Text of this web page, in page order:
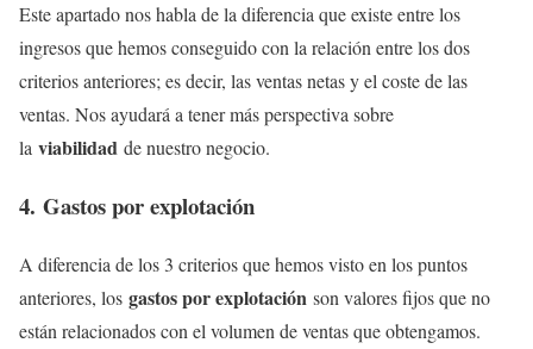
Este apartado nos habla de la diferencia que existe entre los
ingresos que hemos conseguido con la relación entre los dos
criterios anteriores; es decir, las ventas netas y el coste de las
ventas. Nos ayudará a tener más perspectiva sobre
la viabilidad de nuestro negocio.
4. Gastos por explotación
A diferencia de los 3 criterios que hemos visto en los puntos
anteriores, los gastos por explotación son valores fijos que no
están relacionados con el volumen de ventas que obtengamos.